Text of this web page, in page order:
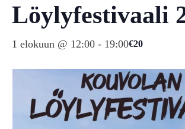
Löylyfestivaali
1 elokuun @ 12:00 - 19:00€20